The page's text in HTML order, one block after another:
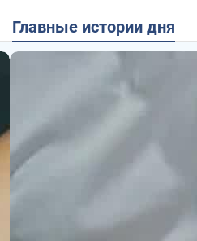
Главные истории дня